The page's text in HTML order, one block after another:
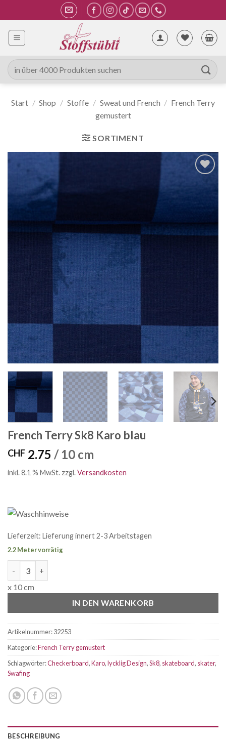
Inhalt
springen
Suche
nach:
Start / Shop / Stoffe / Sweat und French / French Terry
gemustert
SORTIMENT
French Terry Sk8 Karo blau
CHF 2.75 / 10 cm
inkl. 8.1 % MwSt. zzgl.Versandkosten
Lieferzeit: Lieferung innert 2-3 Arbeitstagen
2.2 Meter vorrätig
x 10 cm
IN DEN WARENKORB
Artikelnummer:32253
Kategorie:French Terry gemustert
Schlagwörter:Checkerboard,Karo,lycklig Design,Sk8, skateboard, skater,
Swafing
BESCHREIBUNG